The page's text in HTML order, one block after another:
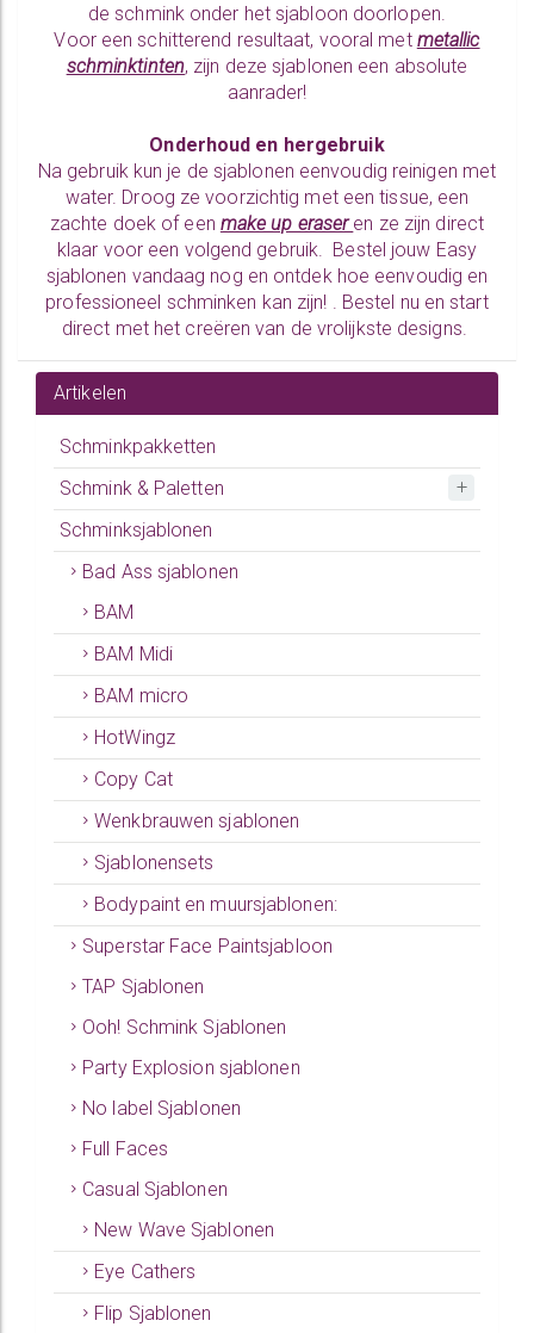
de schmink onder het sjabloon doorlopen.
Voor een schitterend resultaat, vooral met metallic
schminktinten, zijn deze sjablonen een absolute
aanrader!
Onderhoud en hergebruik
Na gebruik kun je de sjablonen eenvoudig reinigen met
water. Droog ze voorzichtig met een tissue, een
zachte doek of een make up eraseren ze zijn direct
klaar voor een volgend gebruik. Bestel jouw Easy
sjablonen vandaag nog en ontdek hoe eenvoudig en
professioneel schminken kan zijn! . Bestel nu en start
direct met het creëren van de vrolijkste designs.
Artikelen
Schminkpakketten
Schmink & Paletten
Schminksjablonen
Bad Ass sjablonen
BAM
BAM Midi
BAM micro
HotWingz
Copy Cat
Wenkbrauwen sjablonen
Sjablonensets
Bodypaint en muursjablonen:
Superstar Face Paintsjabloon
TAP Sjablonen
Ooh! Schmink Sjablonen
Party Explosion sjablonen
No label Sjablonen
Full Faces
Casual Sjablonen
New Wave Sjablonen
Eye Cathers
Flip Sjablonen